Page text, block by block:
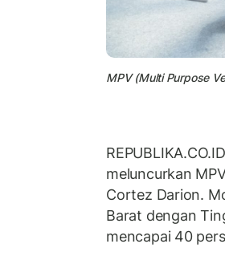
MPV (Multi Purpose
meluncurkan
Cortez Darion.
Barat dengan
mencapai 40